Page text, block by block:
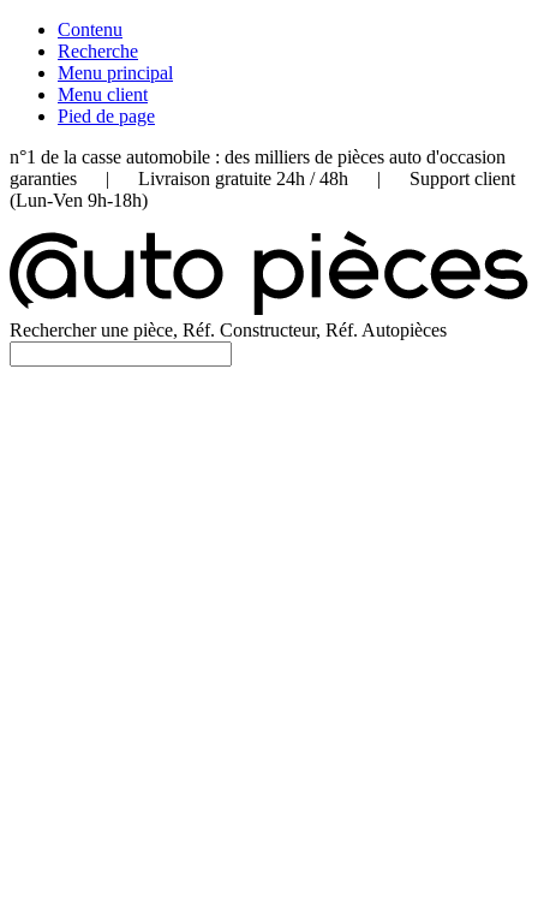
Contenu
Recherche
Menu principal
Menu client
Pied de page
n°1 de la casse automobile : des milliers de pièces auto d'occasion
garanties | Livraison gratuite 24h / 48h | Support client
(Lun-Ven 9h-18h)
Rechercher une pièce, Réf. Constructeur, Réf. Autopièces